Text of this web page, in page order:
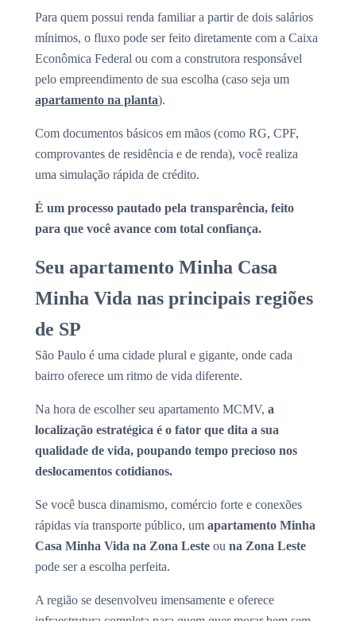
Para quem possui renda familiar a partir de dois salários
mínimos, o fluxo pode ser feito diretamente com a Caixa
Econômica Federal ou com a construtora responsável
pelo empreendimento de sua escolha (caso seja um
apartamento na planta).
Com documentos básicos em mãos (como RG, CPF,
comprovantes de residência e de renda), você realiza
uma simulação rápida de crédito.
É um processo pautado pela transparência, feito
para que você avance com total confiança.
Seu apartamento Minha Casa
Minha Vida nas principais regiões
de SP
São Paulo é uma cidade plural e gigante, onde cada
bairro oferece um ritmo de vida diferente.
Na hora de escolher seu apartamento MCMV, a
localização estratégica é o fator que dita a sua
qualidade de vida, poupando tempo precioso nos
deslocamentos cotidianos.
Se você busca dinamismo, comércio forte e conexões
rápidas via transporte público, um apartamento Minha
Casa Minha Vida na Zona Leste ou na Zona Leste
pode ser a escolha perfeita.
A região se desenvolveu imensamente e oferece